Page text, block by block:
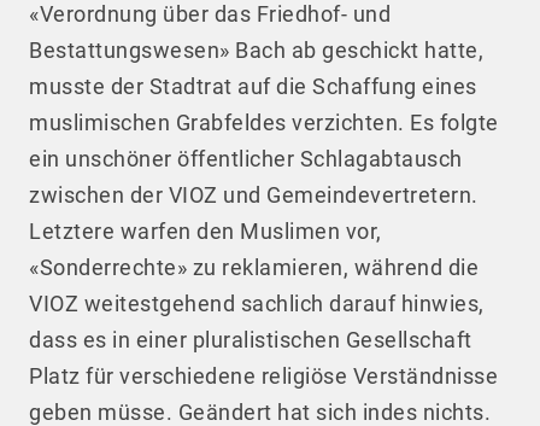
«Verordnung über das Friedhof- und
Bestattungswesen» Bach ab geschickt hatte,
musste der Stadtrat auf die Schaffung eines
muslimischen Grabfeldes verzichten. Es folgte
ein unschöner öffentlicher Schlagabtausch
zwischen der VIOZ und Gemeindevertretern.
Letztere warfen den Muslimen vor,
«Sonderrechte» zu reklamieren, während die
VIOZ weitestgehend sachlich darauf hinwies,
dass es in einer pluralistischen Gesellschaft
Platz für verschiedene religiöse Verständnisse
geben müsse. Geändert hat sich indes nichts.